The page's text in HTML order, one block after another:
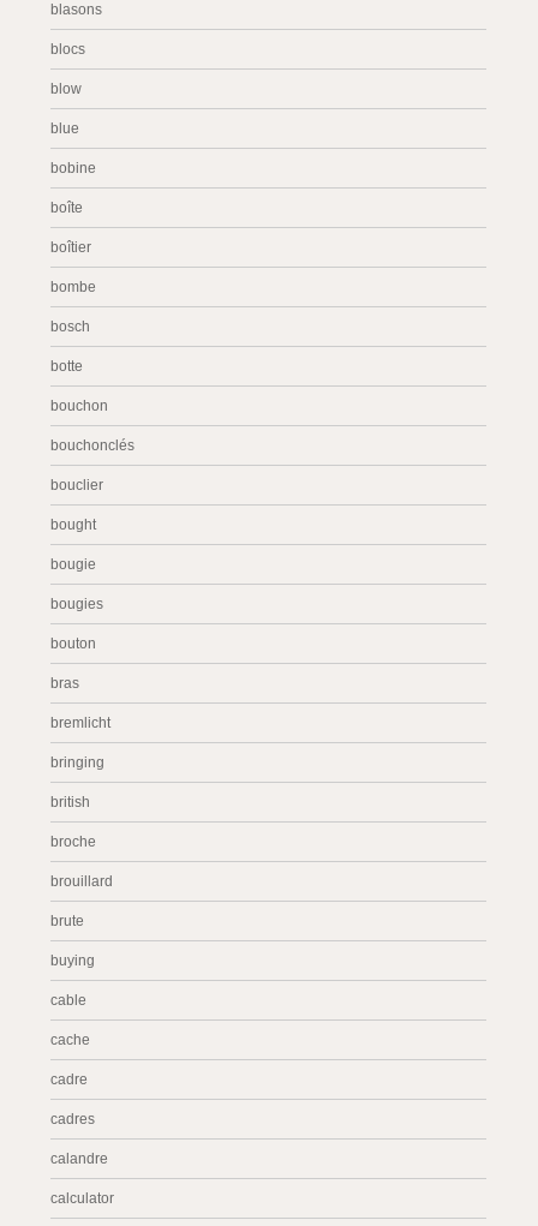
blasons
blocs
blow
blue
bobine
boîte
boîtier
bombe
bosch
botte
bouchon
bouchonclés
bouclier
bought
bougie
bougies
bouton
bras
bremlicht
bringing
british
broche
brouillard
brute
buying
cable
cache
cadre
cadres
calandre
calculator